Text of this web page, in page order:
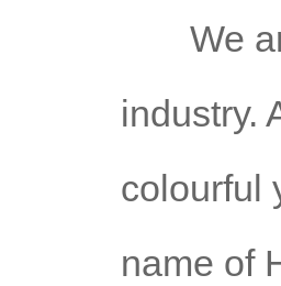
We
industry.
colourful
name of